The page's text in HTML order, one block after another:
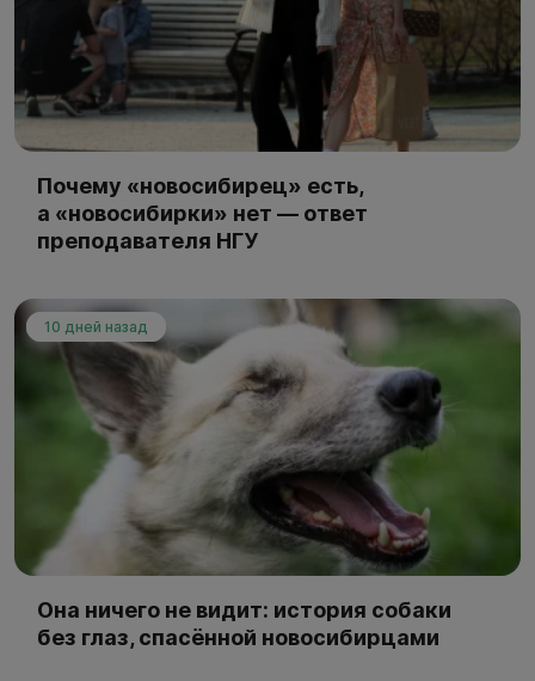
Почему «новосибирец» есть,
а «новосибирки» нет — ответ
преподавателя НГУ
10 дней назад
Она ничего не видит: история собаки
без глаз, спасённой новосибирцами